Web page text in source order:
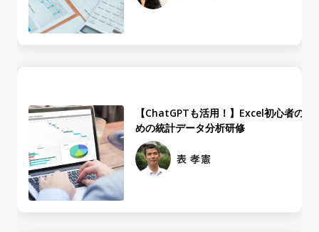
【ChatGPTも活用！】Excel初心者のた
めの統計データ分析研修
表 孝憲